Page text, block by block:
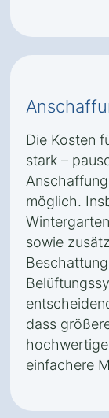
Die Kosten
stark –
möglich.
sowie
dass
einfachere